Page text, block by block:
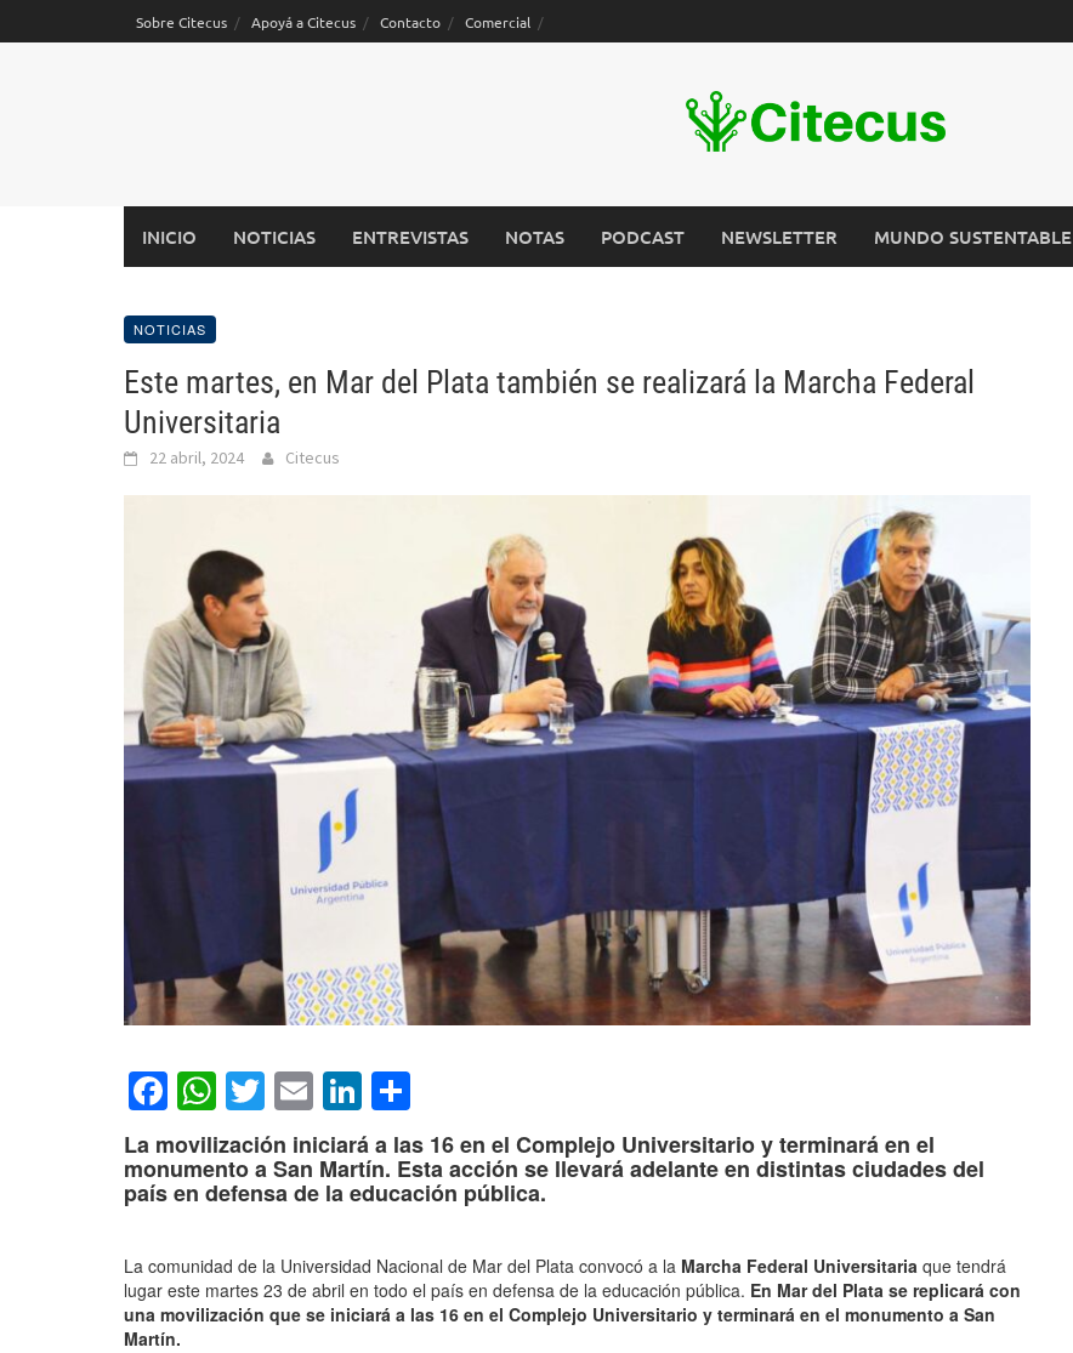
Sobre Citecus Apoyá a Citecus Contacto Comercial
INICIO NOTICIAS ENTREVISTAS NOTAS PODCAST NEWSLETTER MUNDO SUSTENTABLE
NOTICIAS
Este martes, en Mar del Plata también se realizará la Marcha Federal
Universitaria
22 abril, 2024 Citecus
Facebook
WhatsApp
Twitter
EmailLinkedIn
La movilización iniciará a las 16 en el Complejo Universitario y terminará en el
monumento a San Martín. Esta acción se llevará adelante en distintas ciudades del
país en defensa de la educación pública.
La comunidad de la Universidad Nacional de Mar del Plata convocó a la Marcha Federal Universitaria que tendrá
lugar este martes 23 de abril en todo el país en defensa de la educación pública. En Mar del Plata se replicará con
una movilización que se iniciará a las 16 en el Complejo Universitario y terminará en el monumento a San
Martín.